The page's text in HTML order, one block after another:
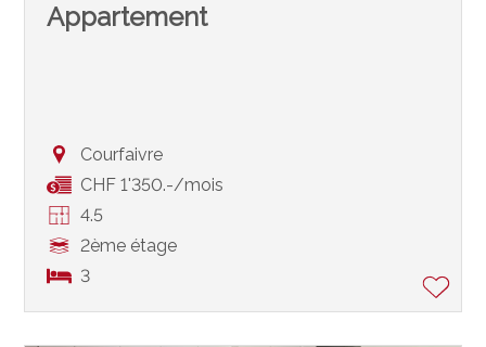
Appartement
Courfaivre
CHF 1'350.-/mois
4.5
2ème étage
3